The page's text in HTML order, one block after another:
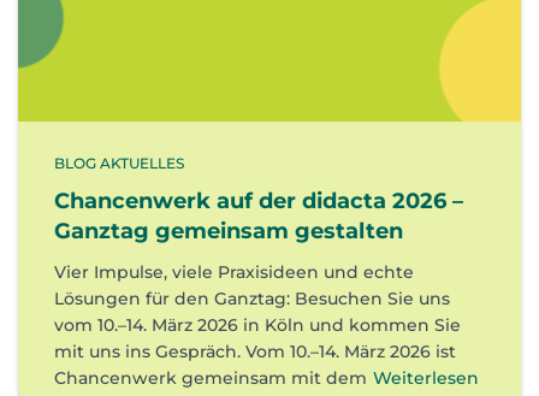
BLOG AKTUELLES
Chancenwerk auf der didacta 2026 –
Ganztag gemeinsam gestalten
Vier Impulse, viele Praxisideen und echte
Lösungen für den Ganztag: Besuchen Sie uns
vom 10.–14. März 2026 in Köln und kommen Sie
mit uns ins Gespräch. Vom 10.–14. März 2026 ist
Chancenwerk gemeinsam mit dem Weiterlesen